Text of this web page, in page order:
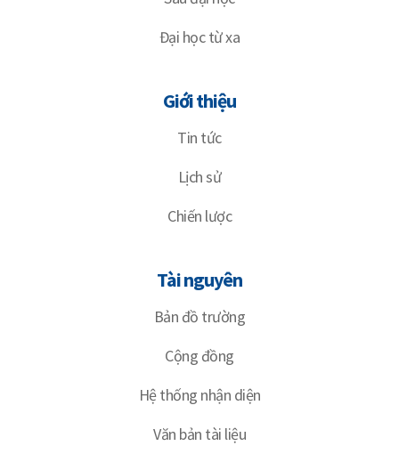
Đại học từ xa
Giới thiệu
Tin tức
Lịch sử
Chiến lược
Tài nguyên
Bản đồ trường
Cộng đồng
Hệ thống nhận diện
Văn bản tài liệu